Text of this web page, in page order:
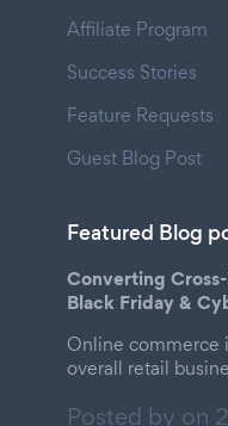
Affiliate Program
Success Stories
Feature Requests
Guest Blog Post
Featured Blog
Converting
Black Friday &
Online commerce
overall retail
Posted by on